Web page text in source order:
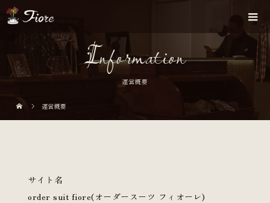
Information
運営概要
運営概要
サイト名
order suit fiore(オーダースーツ フィオーレ)